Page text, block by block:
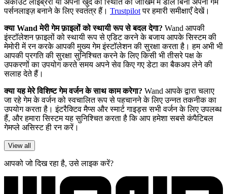
पर्सनलाइज़ बनाने के लिए स्वतंत्र हैं। Trustpilotपर हमारी समीक्षाएँ देखें।
क्या Wand मेरी गेम फ़ाइलों को स्थायी रूप से बदल देगा? Wand आपकी
इंस्टॉलेशन फ़ाइलों को स्थायी रूप से एडिट करने के बजाय आपके सिस्टम की
मेमोरी में रन करके आपकी मुख्य गेम इंस्टॉलेशन की सुरक्षा करता है। हम अभी भी
आपकी प्रगति की सुरक्षा सुनिश्चित करने के लिए किसी भी तीसरे पक्ष के
उपकरणों का उपयोग करते समय अपने सेव किए गए डेटा का बैकअप लेने की
सलाह देते हैं।
क्या यह मेरे विशिष्ट गेम वर्जन के साथ काम करेगा? Wand आपके द्वारा चलाए
जा रहे गेम के वर्जन को स्वचालित रूप से पहचानने के लिए उन्नत तकनीक का
उपयोग करता है। इंटरैक्टिव मैप्स और स्मार्ट गाइड्स सभी वर्जन के लिए उपलब्ध
हैं, और हमारा सिस्टम यह सुनिश्चित करता है कि आप हमेशा सबसे कंपैटिबल
गेमप्ले असिस्ट ही रन करें।
View all
आपको जो दिख रहा है, उसे लाइक करें?